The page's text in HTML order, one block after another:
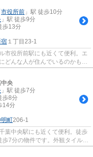
市役所前 」駅 徒歩10分
」駅 徒歩9分
歩13分
１丁目23-1
市役所前駅にも近くて便利。エ
どんな人が住んでいるのかも中
...
央
」駅 徒歩7分
歩8分
14分
町206-1
葉中央駅にも近くて便利。徒歩
7分の物件です。外観タイル張
...